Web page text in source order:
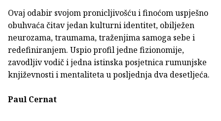
Ovaj odabir svojom pronicljivošću i finoćom uspješno
obuhvaća čitav jedan kulturni identitet, obilježen
neurozama, traumama, traženjima samoga sebe i
redefiniranjem. Uspio profil jedne fizionomije,
zavodljiv vodič i jedna istinska posjetnica rumunjske
književnosti i mentaliteta u posljednja dva desetljeća.
Paul Cernat